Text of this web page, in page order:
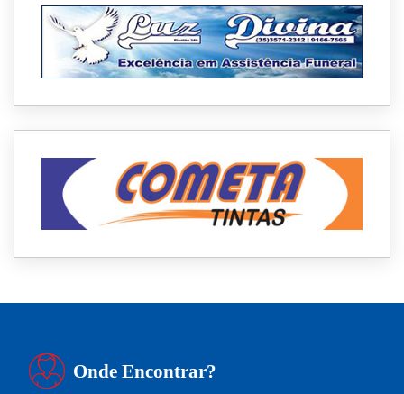
Onde Encontrar?